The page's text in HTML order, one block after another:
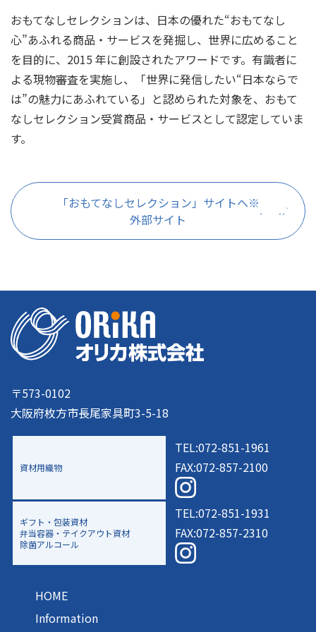
おもてなしセレクションは、日本の優れた“おもてなし
心”あふれる商品・サービスを発掘し、世界に広めること
を目的に、2015 年に創設されたアワードです。有識者に
よる現物審査を実施し、「世界に発信したい“日本ならで
は”の魅⼒にあふれている」と認められた対象を、おもて
なしセレクション受賞商品・サービスとして認定していま
す。
「おもてなしセレクション」サイトへ※
外部サイト
〒573-0102
大阪府枚方市長尾家具町3-5-18
資材用織物
TEL:072-851-1961
FAX:072-857-2100
ギフト・包装資材
弁当容器・テイクアウト資材
除菌アルコール
TEL:072-851-1931
FAX:072-857-2310
HOME
Information